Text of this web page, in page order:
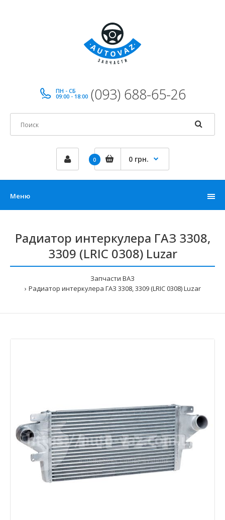
ПН - СБ
09:00 - 18:00 (093) 688-65-26
0 0 грн.
Меню
Радиатор интеркулера ГАЗ 3308,
3309 (LRIC 0308) Luzar
Запчасти ВАЗ
Радиатор интеркулера ГАЗ 3308, 3309 (LRIC 0308) Luzar